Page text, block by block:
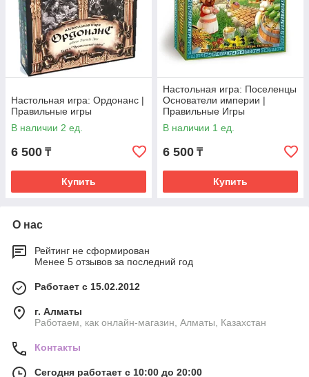
Настольная игра: Ордонанс |
Правильные игры
В наличии 2 ед.
6 500 ₸
Купить
Настольная игра: Поселенцы
Основатели империи |
Правильные Игры
В наличии 1 ед.
6 500 ₸
Купить
О нас
Рейтинг не сформирован
Менее 5 отзывов за последний год
Работает с 15.02.2012
г. Алматы
Работаем, как онлайн-магазин, Алматы, Казахстан
Контакты
Сегодня работает с 10:00 до 20:00